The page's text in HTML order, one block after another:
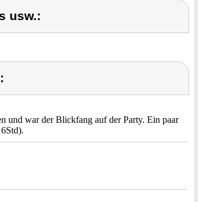
usw.:
und war der Blickfang auf der Party. Ein paar